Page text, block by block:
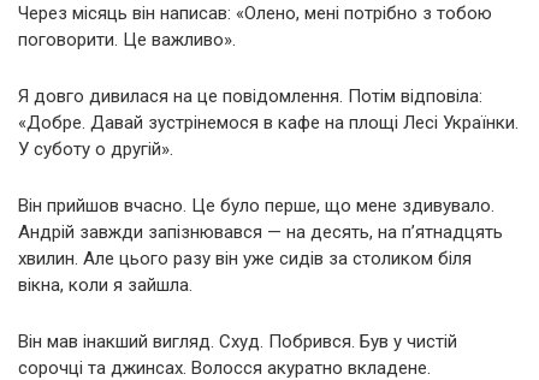
Через місяць він написав: «Олено, мені потрібно з тобою
поговорити. Це важливо».
Я довго дивилася на це повідомлення. Потім відповіла:
«Добре. Давай зустрінемося в кафе на площі Лесі Українки.
У суботу о другій».
Він прийшов вчасно. Це було перше, що мене здивувало.
Андрій завжди запізнювався — на десять, на п’ятнадцять
хвилин. Але цього разу він уже сидів за столиком біля
вікна, коли я зайшла.
Він мав інакший вигляд. Схуд. Побрився. Був у чистій
сорочці та джинсах. Волосся акуратно вкладене.